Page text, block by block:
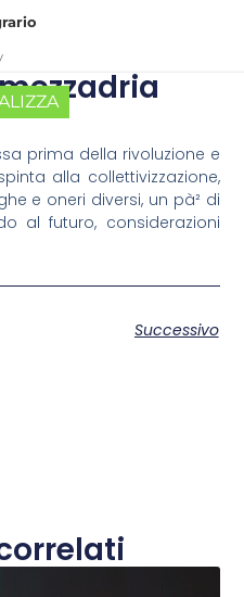
prima della rivoluzione e
alla collettivizzazione,
e oneri diversi, un pà² di
al futuro, considerazioni
Successivo